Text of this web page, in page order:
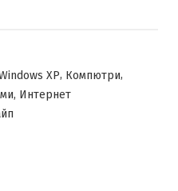
XP, Компютри,
, Интернет